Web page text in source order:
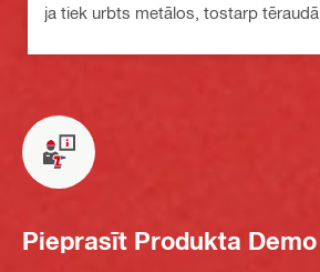
ja tiek urbts metālos, tostarp tēraudā
Pieprasīt Produkta Demo